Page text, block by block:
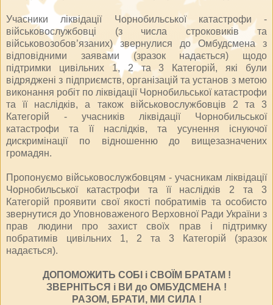
Учасники ліквідації Чорнобильської катастрофи -
військовослужбовці (з числа строковиків та
військовозобов’язаних) звернулися до Омбудсмена з
відповідними заявами (зразок надається) щодо
підтримки цивільних 1, 2 та 3 Категорій, які були
відряджені з підприємств, організацій та установ з метою
виконання робіт по ліквідації Чорнобильської катастрофи
та її наслідків, а також військовослужбовців 2 та 3
Категорій - учасників ліквідації Чорнобильської
катастрофи та її наслідків, та усунення існуючої
дискримінації по відношенню до вищезазначених
громадян.
Пропонуємо військовослужбовцям - учасникам ліквідації
Чорнобильської катастрофи та її наслідків 2 та 3
Категорій проявити свої якості побратимів та особисто
звернутися до Уповноваженого Верховної Ради України з
прав людини про захист своїх прав і підтримку
побратимів цивільних 1, 2 та 3 Категорій (зразок
надається).
ДОПОМОЖИТЬ СОБІ і СВОЇМ БРАТАМ !
ЗВЕРНІТЬСЯ і ВИ до ОМБУДСМЕНА !
РАЗОМ, БРАТИ, МИ СИЛА !